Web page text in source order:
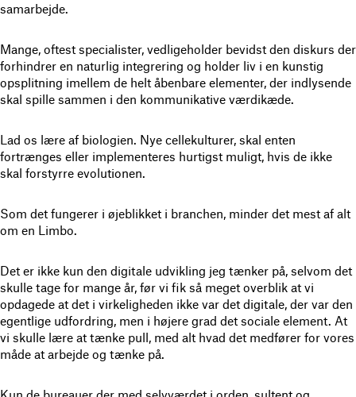
samarbejde.
Mange, oftest specialister, vedligeholder bevidst den diskurs der
forhindrer en naturlig integrering og holder liv i en kunstig
opsplitning imellem de helt åbenbare elementer, der indlysende
skal spille sammen i den kommunikative værdikæde.
Lad os lære af biologien. Nye cellekulturer, skal enten
fortrænges eller implementeres hurtigst muligt, hvis de ikke
skal forstyrre evolutionen.
Som det fungerer i øjeblikket i branchen, minder det mest af alt
om en Limbo.
Det er ikke kun den digitale udvikling jeg tænker på, selvom det
skulle tage for mange år, før vi fik så meget overblik at vi
opdagede at det i virkeligheden ikke var det digitale, der var den
egentlige udfordring, men i højere grad det sociale element. At
vi skulle lære at tænke pull, med alt hvad det medfører for vores
måde at arbejde og tænke på.